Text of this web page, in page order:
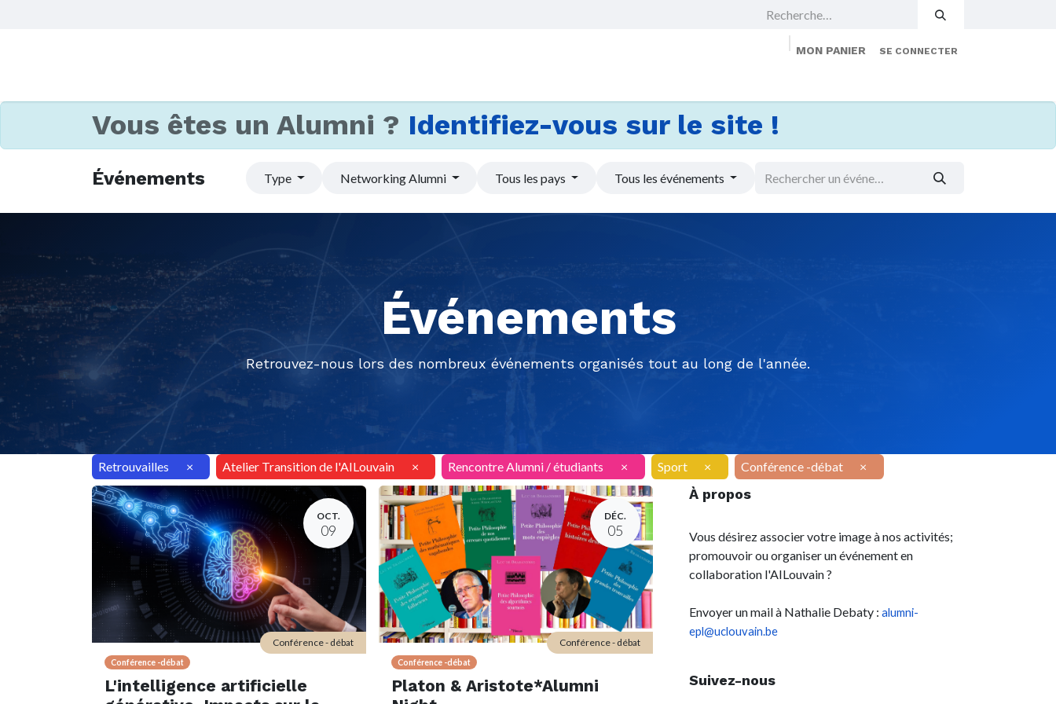
MON PANIER SE CONNECTER
Vous êtes un Alumni ? Identifiez-vous sur le site !
Événements Type Networking Alumni Tous les pays Tous les événements
Événements
Retrouvez-nous lors des nombreux événements organisés tout au long de l'année.
Retrouvailles × Atelier Transition de l'AILouvain × Rencontre Alumni / étudiants × Sport × Conférence -débat ×
OCT.
09
Conférence -débat
L'intelligence artificielle
Conférence - débat
DÉC.
05
Conférence -débat
Platon & Aristote*Alumni
Conférence - débat
À propos
Vous désirez associer votre image à nos activités;
promouvoir ou organiser un événement en
collaboration l'AILouvain ?
Envoyer un mail à Nathalie Debaty : alumni-
epl@uclouvain.be
Suivez-nous